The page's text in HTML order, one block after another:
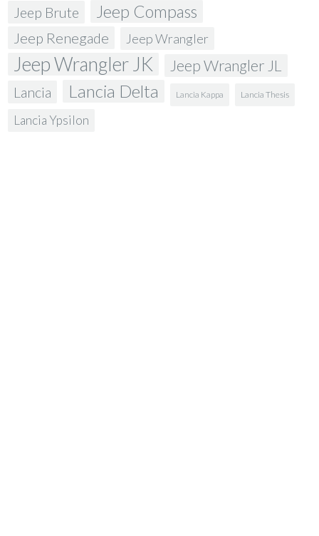
Jeep Brute Jeep Compass
Jeep Renegade Jeep Wrangler
Jeep Wrangler JK Jeep Wrangler JL
Lancia Lancia Delta Lancia Kappa Lancia Thesis
Lancia Ypsilon